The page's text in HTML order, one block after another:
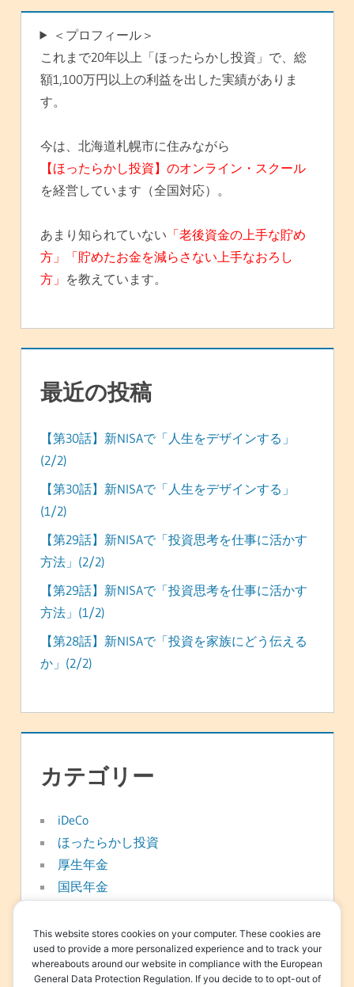
＜プロフィール＞
これまで20年以上「ほったらかし投資」で、総
額1,100万円以上の利益を出した実績がありま
す。
今は、北海道札幌市に住みながら
【ほったらかし投資】のオンライン・スクール
を経営しています（全国対応）。
あまり知られていない 「老後資金の上手な貯め
方」「貯めたお金を減らさない上手なおろし
方」 を教えています。
最近の投稿
【第30話】新NISAで「人生をデザインする」
(2/2)
【第30話】新NISAで「人生をデザインする」
(1/2)
【第29話】新NISAで「投資思考を仕事に活かす
方法」(2/2)
【第29話】新NISAで「投資思考を仕事に活かす
方法」(1/2)
【第28話】新NISAで「投資を家族にどう伝える
か」(2/2)
カテゴリー
iDeCo
ほったらかし投資
厚生年金
国民年金
新NISA
日常
資産形成
This website stores cookies on your computer. These cookies are
used to provide a more personalized experience and to track your
whereabouts around our website in compliance with the European
General Data Protection Regulation. If you decide to to opt-out of